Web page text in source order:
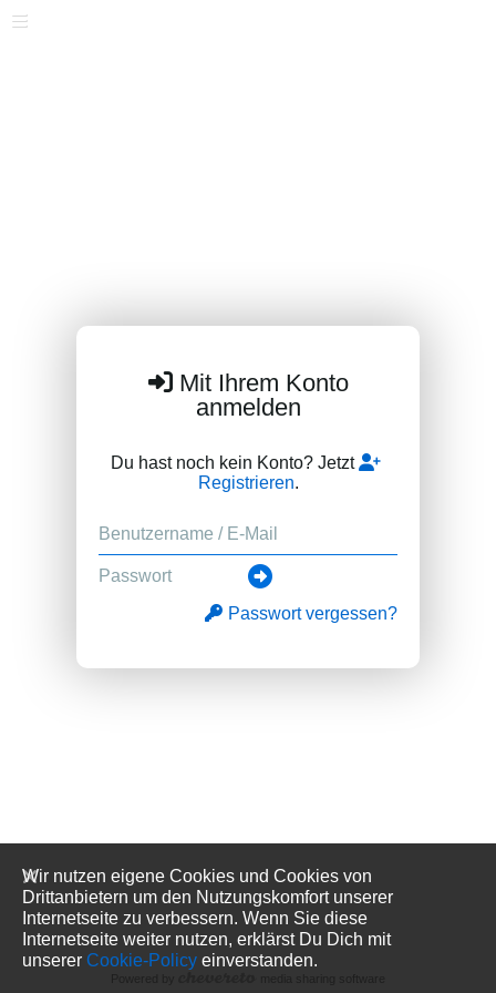
Mit Ihrem Konto
anmelden
Du hast noch kein Konto? Jetzt
Registrieren.
Passwort vergessen?
Wir nutzen eigene Cookies und Cookies von
Drittanbietern um den Nutzungskomfort unserer
Internetseite zu verbessern. Wenn Sie diese
Internetseite weiter nutzen, erklärst Du Dich mit
unserer Cookie-Policy einverstanden.